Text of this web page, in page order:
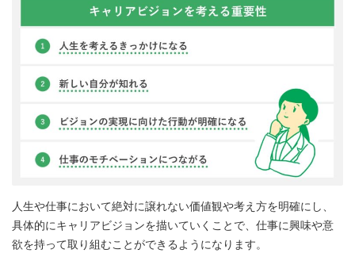
人生や仕事において絶対に譲れない価値観や考え方を明確にし、
具体的にキャリアビジョンを描いていくことで、仕事に興味や意
欲を持って取り組むことができるようになります。